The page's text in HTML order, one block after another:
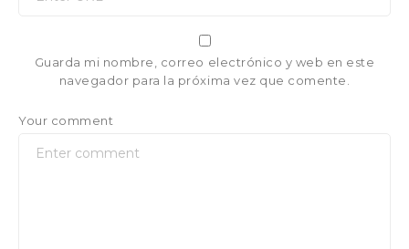
Guarda mi nombre, correo electrónico y web en este
navegador para la próxima vez que comente.
Your comment